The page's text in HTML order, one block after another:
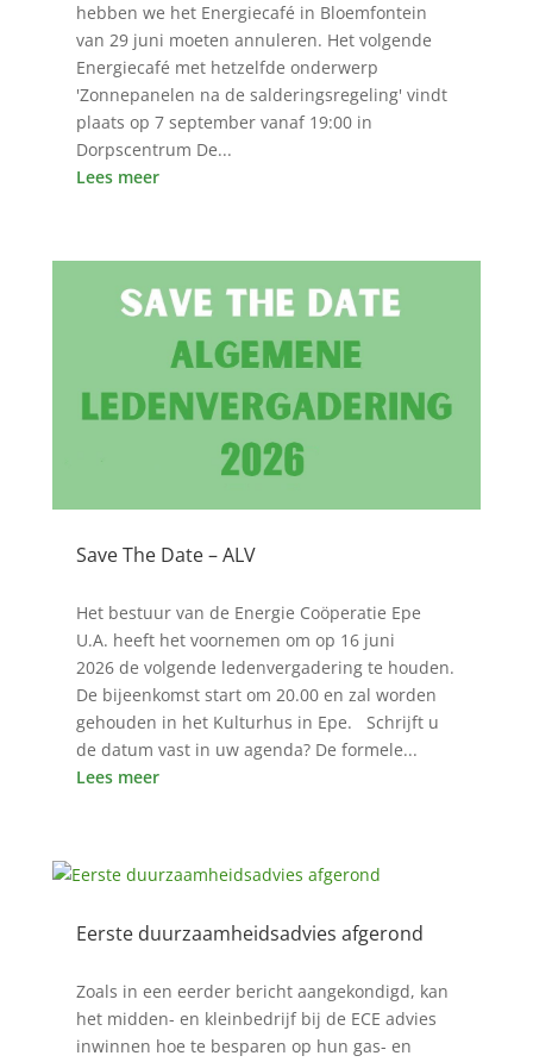
hebben we het Energiecafé in Bloemfontein
van 29 juni moeten annuleren. Het volgende
Energiecafé met hetzelfde onderwerp
'Zonnepanelen na de salderingsregeling' vindt
plaats op 7 september vanaf 19:00 in
Dorpscentrum De...
Lees meer
Save The Date – ALV
Het bestuur van de Energie Coöperatie Epe
U.A. heeft het voornemen om op 16 juni
2026 de volgende ledenvergadering te houden.
De bijeenkomst start om 20.00 en zal worden
gehouden in het Kulturhus in Epe. Schrijft u
de datum vast in uw agenda? De formele...
Lees meer
Eerste duurzaamheidsadvies afgerond
Zoals in een eerder bericht aangekondigd, kan
het midden- en kleinbedrijf bij de ECE advies
inwinnen hoe te besparen op hun gas- en